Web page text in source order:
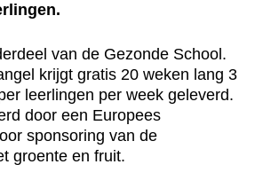
van de Gezonde School.
krijgt gratis 20 weken lang 3
leerlingen per week geleverd.
door een Europees
sponsoring van de
groente en fruit.